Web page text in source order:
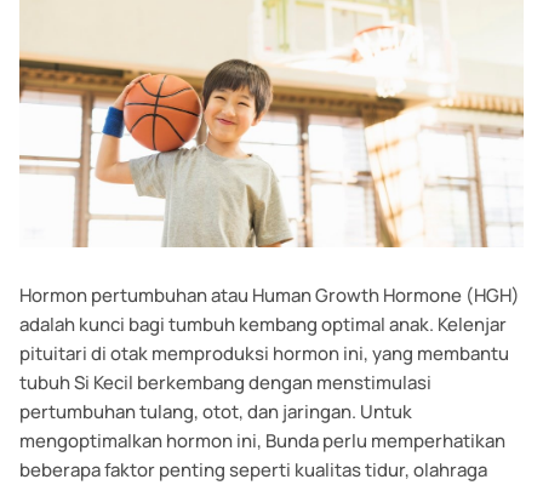
Hormon pertumbuhan atau Human Growth Hormone (HGH)
adalah kunci bagi tumbuh kembang optimal anak. Kelenjar
pituitari di otak memproduksi hormon ini, yang membantu
tubuh Si Kecil berkembang dengan menstimulasi
pertumbuhan tulang, otot, dan jaringan. Untuk
mengoptimalkan hormon ini, Bunda perlu memperhatikan
beberapa faktor penting seperti kualitas tidur, olahraga